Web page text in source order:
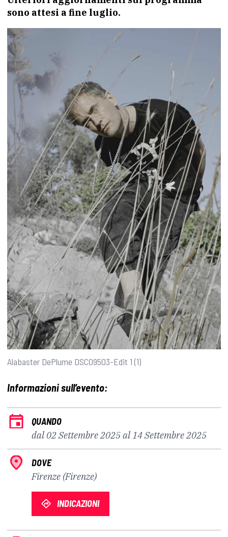
sono attesi a fine luglio.
Alabaster DePlume DSC09503-Edit 1 (1)
Informazioni sull’evento:
QUANDO
dal 02 Settembre 2025 al 14 Settembre 2025
DOVE
Firenze (Firenze)
INDICAZIONI